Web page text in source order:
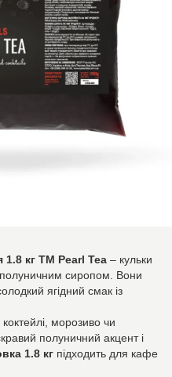
кг TM Pearl Tea – кульки
сиропом. Вони
ягідний смак із
морозиво чи
полуничний акцент і
1.8 кг підходить для кафе